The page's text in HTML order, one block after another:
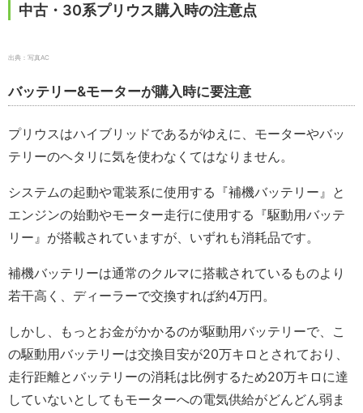
中古・30系プリウス購入時の注意点
出典：写真AC
バッテリー&モーターが購入時に要注意
プリウスはハイブリッドであるがゆえに、モーターやバッ
テリーのヘタリに気を使わなくてはなりません。
システムの起動や電装系に使用する『補機バッテリー』と
エンジンの始動やモーター走行に使用する『駆動用バッテ
リー』が搭載されていますが、いずれも消耗品です。
補機バッテリーは通常のクルマに搭載されているものより
若干高く、ディーラーで交換すれば約4万円。
しかし、もっとお金がかかるのが駆動用バッテリーで、こ
の駆動用バッテリーは交換目安が20万キロとされており、
走行距離とバッテリーの消耗は比例するため20万キロに達
していないとしてもモーターへの電気供給がどんどん弱ま